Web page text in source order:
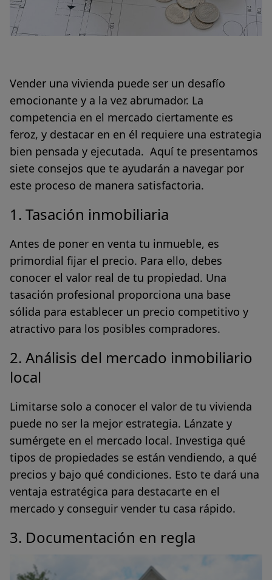
Vender una vivienda puede ser un desafío
emocionante y a la vez abrumador. La
competencia en el mercado ciertamente es
feroz, y destacar en en él requiere una estrategia
bien pensada y ejecutada. Aquí te presentamos
siete consejos que te ayudarán a navegar por
este proceso de manera satisfactoria.
1. Tasación inmobiliaria
Antes de poner en venta tu inmueble, es
primordial fijar el precio. Para ello, debes
conocer el valor real de tu propiedad. Una
tasación profesional proporciona una base
sólida para establecer un precio competitivo y
atractivo para los posibles compradores.
2. Análisis del mercado inmobiliario
local
Limitarse solo a conocer el valor de tu vivienda
puede no ser la mejor estrategia. Lánzate y
sumérgete en el mercado local. Investiga qué
tipos de propiedades se están vendiendo, a qué
precios y bajo qué condiciones. Esto te dará una
ventaja estratégica para destacarte en el
mercado y conseguir vender tu casa rápido.
3. Documentación en regla